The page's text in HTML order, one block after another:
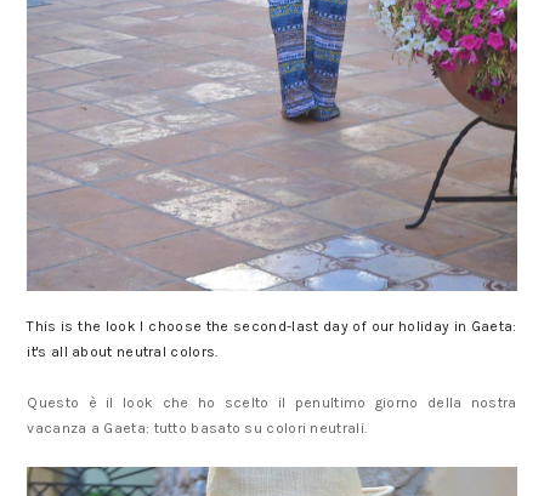
This is the look I choose the second-last day of our holiday in Gaeta:
it's all about neutral colors.
Questo è il look che ho scelto il penultimo giorno della nostra
vacanza a Gaeta: tutto basato su colori neutrali.